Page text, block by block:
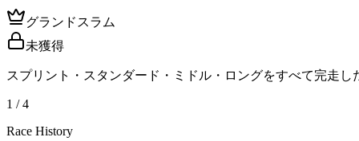
グランドスラム
未獲得
スプリント・スタンダード・ミドル・ロングをすべて完走し
1 / 4
Race History